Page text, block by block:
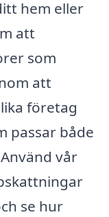
hem eller
att
som
att
företag
passar både
vår
se hur